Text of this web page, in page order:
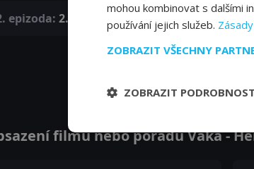
epizoda: 2. epizoda
filmu nebo pořadu Vaka -
mohou kombinovat s dalšími
používání jejich služeb.
ZOBRAZIT VŠECHNY
ZOBRAZIT